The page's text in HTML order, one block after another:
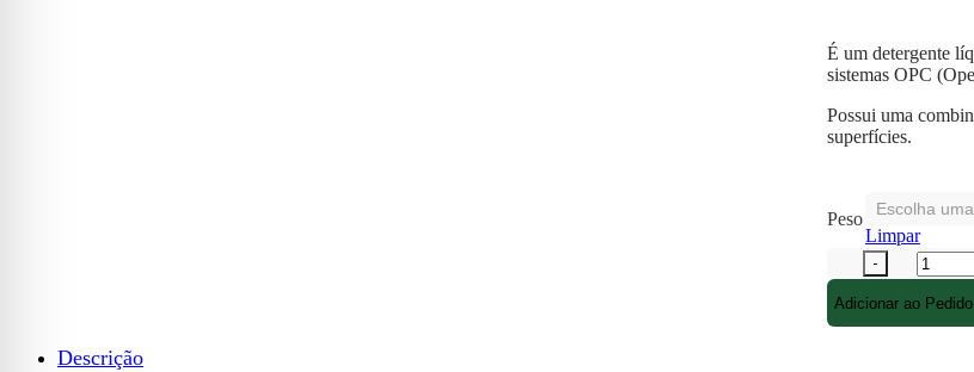
É um detergente
sistemas OPC
Possui uma
superfícies.
Peso
Limpar
Adicionar ao
Descrição